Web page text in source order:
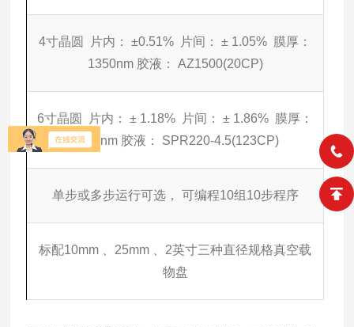
4寸晶圆 片内： ±0.51% 片间： ± 1.05% 膜厚：
1350nm 胶液： AZ1500(20CP)
6寸晶圆 片内： ± 1.18% 片间： ± 1.86% 膜厚：
4400nm 胶液： SPR220-4.5(123CP)
单步或多步运行可选， 可编程10组10步程序
标配10mm 、25mm 、2英寸三种直径规格真空载
物盘